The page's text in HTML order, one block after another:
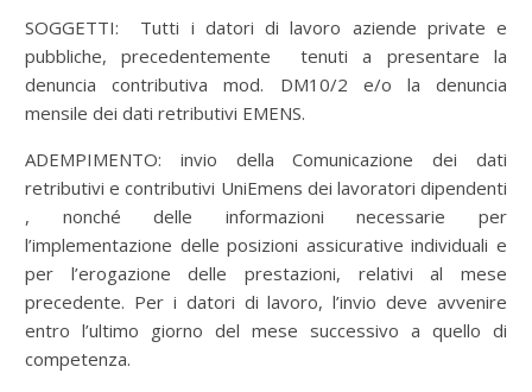
SOGGETTI: Tutti i datori di lavoro aziende private e
pubbliche, precedentemente tenuti a presentare la
denuncia contributiva mod. DM10/2 e/o la denuncia
mensile dei dati retributivi EMENS.
ADEMPIMENTO: invio della Comunicazione dei dati
retributivi e contributivi UniEmens dei lavoratori dipendenti
, nonché delle informazioni necessarie per
l’implementazione delle posizioni assicurative individuali e
per l’erogazione delle prestazioni, relativi al mese
precedente. Per i datori di lavoro, l’invio deve avvenire
entro l’ultimo giorno del mese successivo a quello di
competenza.